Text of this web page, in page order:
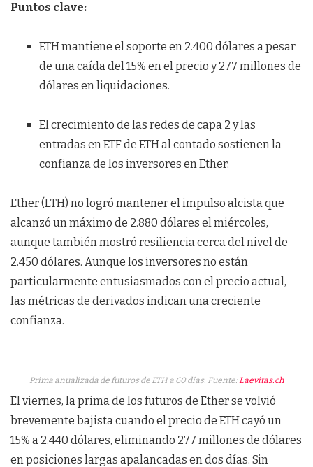
Puntos clave:
ETH mantiene el soporte en 2.400 dólares a pesar
de una caída del 15% en el precio y 277 millones de
dólares en liquidaciones.
El crecimiento de las redes de capa 2 y las
entradas en ETF de ETH al contado sostienen la
confianza de los inversores en Ether.
Ether (ETH) no logró mantener el impulso alcista que
alcanzó un máximo de 2.880 dólares el miércoles,
aunque también mostró resiliencia cerca del nivel de
2.450 dólares. Aunque los inversores no están
particularmente entusiasmados con el precio actual,
las métricas de derivados indican una creciente
confianza.
Prima anualizada de futuros de ETH a 60 días. Fuente:Laevitas.ch
El viernes, la prima de los futuros de Ether se volvió
brevemente bajista cuando el precio de ETH cayó un
15% a 2.440 dólares, eliminando 277 millones de dólares
en posiciones largas apalancadas en dos días. Sin